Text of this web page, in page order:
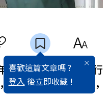
喜歡這篇文章嗎 ?
登入 後立即收藏 !
，總統蔡英文、前行
檯面上的搭檔關係，